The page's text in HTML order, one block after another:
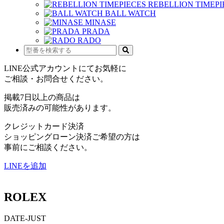
REBELLION
BALL WATCH
MINASE
PRADA
RADO
LINE公式アカウントにてお気軽に
ご相談・お問合せください。
掲載7日以上の商品は
販売済みの可能性があります。
クレジットカード決済
ショッピングローン決済ご希望の方は
事前にご相談ください。
LINEを追加
ROLEX
DATE-JUST